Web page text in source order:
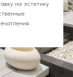
на эстетику